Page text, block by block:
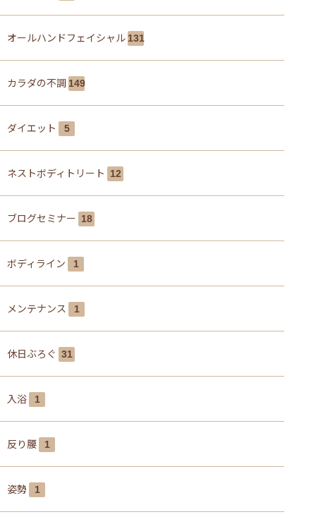
オールハンドフェイシャル 131
カラダの不調 149
ダイエット 5
ネストボディトリート 12
ブログセミナー 18
ボディライン 1
メンテナンス 1
休日ぶろぐ 31
入浴 1
反り腰 1
姿勢 1